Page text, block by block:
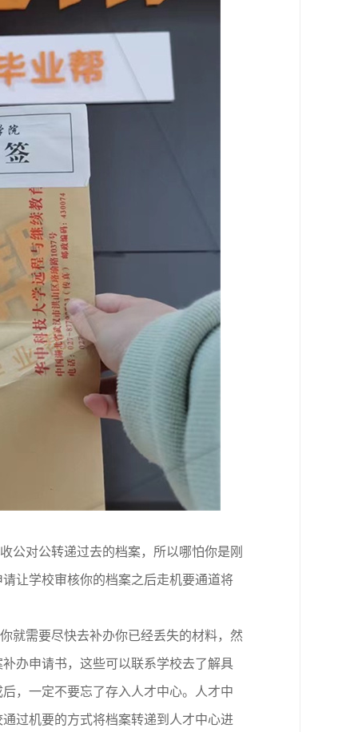
公对公转递过去的档案，所以哪怕你是刚
让学校审核你的档案之后走机要通道将
就需要尽快去补办你已经丢失的材料，然
办申请书，这些可以联系学校去了解具
，一定不要忘了存入人才中心。人才中
过机要的方式将档案转递到人才中心进